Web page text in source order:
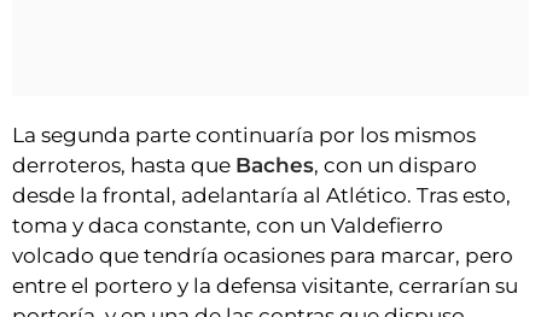
La segunda parte continuaría por los mismos
derroteros, hasta que Baches, con un disparo
desde la frontal, adelantaría al Atlético. Tras esto,
toma y daca constante, con un Valdefierro
volcado que tendría ocasiones para marcar, pero
entre el portero y la defensa visitante, cerrarían su